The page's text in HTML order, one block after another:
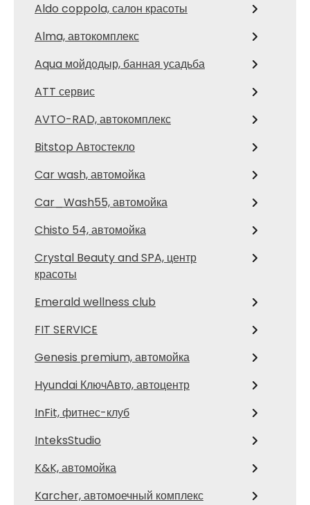
Aldo coppola, салон красоты
Alma, автокомплекс
Aqua мойдодыр, банная усадьба
ATT сервис
AVTO-RAD, автокомплекс
Bitstop Автостекло
Car wash, автомойка
Car_Wash55, автомойка
Chisto 54, автомойка
Crystal Beauty and SPA, центр
красоты
Emerald wellness club
FIT SERVICE
Genesis premium, автомойка
Hyundai КлючАвто, автоцентр
InFit, фитнес-клуб
InteksStudio
K&K, автомойка
Karcher, автомоечный комплекс